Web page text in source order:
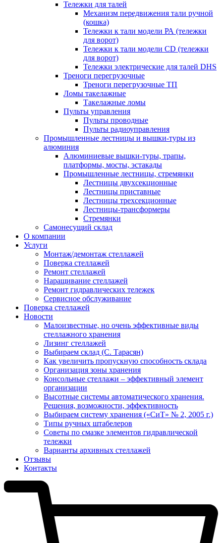
Тележки для талей
Механизм передвижения тали ручной
(кошка)
Тележки к тали модели РА (тележки
для ворот)
Тележки к тали модели CD (тележки
для ворот)
Тележки электрические для талей DHS
Треноги перегрузочные
Треноги перегрузочные ТП
Ломы такелажные
Такелажные ломы
Пульты управления
Пульты проводные
Пульты радиоуправления
Промышленные лестницы и вышки-туры из
алюминия
Алюминиевые вышки-туры, трапы,
платформы, мосты, эстакады
Промышленные лестницы, стремянки
Лестницы двухсекционные
Лестницы приставные
Лестницы трехсекционные
Лестницы-трансформеры
Стремянки
Самонесущий склад
О компании
Услуги
Монтаж/демонтаж стеллажей
Поверка cтеллажей
Ремонт стеллажей
Наращивание стеллажей
Ремонт гидравлических тележек
Сервисное обслуживание
Поверка cтеллажей
Новости
Малоизвестные, но очень эффективные виды
стеллажного хранения
Лизинг стеллажей
Выбираем склад (С. Тарасян)
Как увеличить пропускную способность склада
Организация зоны хранения
Консольные стеллажи – эффективный элемент
организации
Высотные системы автоматического хранения.
Решения, возможности, эффективность
Выбираем систему хранения («СиТ» № 2, 2005 г.)
Типы ручных штабелеров
Советы по смазке элементов гидравлической
тележки
Варианты архивных стеллажей
Отзывы
Контакты